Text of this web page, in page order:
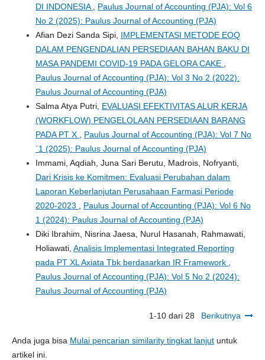
DI INDONESIA
Paulus Journal of Accounting (PJA): Vol 6
No 2 (2025): Paulus Journal of Accounting (PJA)
Afian Dezi Sanda Sipi, IMPLEMENTASI METODE EOQ
DALAM PENGENDALIAN PERSEDIAAN BAHAN BAKU DI
MASA PANDEMI COVID-19 PADA GELORA CAKE
Paulus Journal of Accounting (PJA): Vol 3 No 2 (2022):
Paulus Journal of Accounting (PJA)
Salma Atya Putri, EVALUASI EFEKTIVITAS ALUR KERJA
(WORKFLOW) PENGELOLAAN PERSEDIAAN BARANG
PADA PT X
Paulus Journal of Accounting (PJA): Vol 7 No
`1 (2025): Paulus Journal of Accounting (PJA)
Immami, Aqdiah, Juna Sari Berutu, Madrois, Nofryanti,
Dari Krisis ke Komitmen: Evaluasi Perubahan dalam
Laporan Keberlanjutan Perusahaan Farmasi Periode
2020-2023
Paulus Journal of Accounting (PJA): Vol 6 No
1 (2024): Paulus Journal of Accounting (PJA)
Diki Ibrahim, Nisrina Jaesa, Nurul Hasanah, Rahmawati,
Holiawati, Analisis Implementasi Integrated Reporting
pada PT XL Axiata Tbk berdasarkan IR Framework
Paulus Journal of Accounting (PJA): Vol 5 No 2 (2024):
Paulus Journal of Accounting (PJA)
1-10 dari 28 Berikutnya
Anda juga bisa Mulai pencarian similarity tingkat lanjutuntuk
artikel ini.